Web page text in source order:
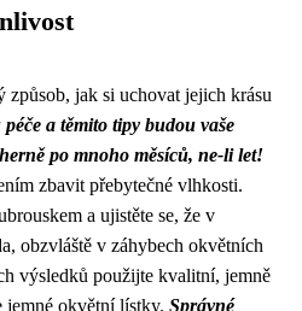
způsob, jak si uchovat jejich krásu
a těmito tipy budou vaše
po mnoho měsíců, ne-li let!
zbavit přebytečné vlhkosti.
a ujistěte se, že v
obzvláště v záhybech okvětních
výsledků použijte kvalitní, jemně
jemné okvětní lístky. Správné